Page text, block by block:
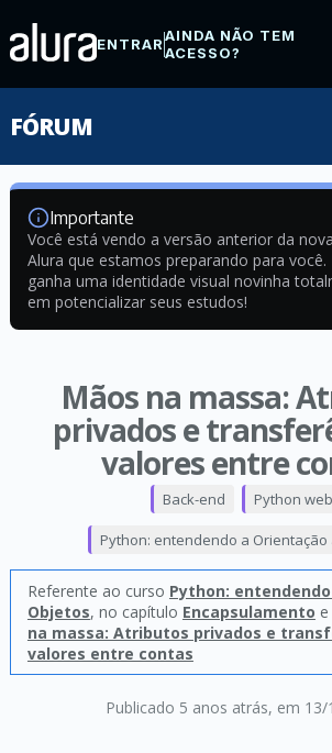
ENTRARAINDA NÃO TEM
ACESSO?
FÓRUM
Importante
Você está vendo a versão anterior da
Alura que estamos preparando para você.
ganha uma identidade visual novinha
em potencializar seus estudos!
Mãos na massa:
privados e
valores entre
Publicado 5 anos atrás, em 13/
Back-end Python web
Python: entendendo a Orientação
Referente ao curso Python:
Objetos, no capítulo Encapsulamento
na massa: Atributos privados e
valores entre contas